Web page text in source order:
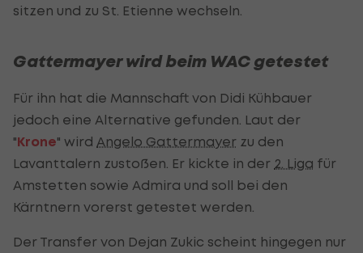
sitzen und zu St. Etienne wechseln.
Gattermayer wird beim WAC getestet
Für ihn hat die Mannschaft von Didi Kühbauer
jedoch eine Alternative gefunden. Laut der
"Krone" wird Angelo Gattermayer zu den
Lavanttalern zustoßen. Er kickte in der 2. Liga für
Amstetten sowie Admira und soll bei den
Kärntnern vorerst getestet werden.
Der Transfer von Dejan Zukic scheint hingegen nur